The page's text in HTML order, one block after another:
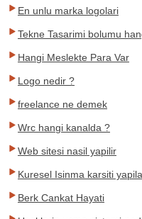
En unlu marka logolari
Tekne Tasarimi bolumu
Hangi Meslekte Para Var
Logo nedir ?
freelance ne demek
Wrc hangi kanalda ?
Web sitesi nasil yapilir
Kuresel Isinma karsiti
Berk Cankat Hayati